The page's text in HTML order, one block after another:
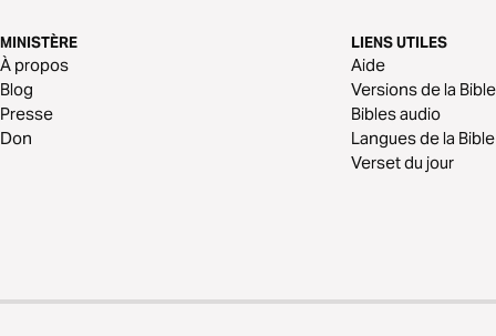
MINISTÈRE
À propos
Blog
Presse
Don
LIENS UTILES
Aide
Versions de la Bible
Bibles audio
Langues de la Bible
Verset du jour